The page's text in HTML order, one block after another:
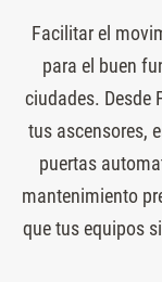
Facilitar el
para el buen
ciudades. Desde
tus ascensores,
puertas
mantenimiento
que tus equipos